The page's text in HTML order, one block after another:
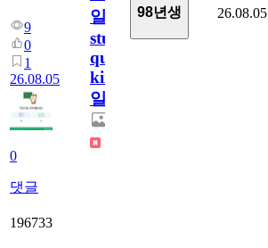
9
0
1
26.08.05
0
댓글
일/English
study
quiz
king774
일
98년생 26.08.05
196733